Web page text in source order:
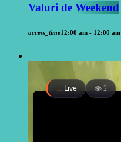
Valuri de Weekend
access_time12:00 am - 12:00 am